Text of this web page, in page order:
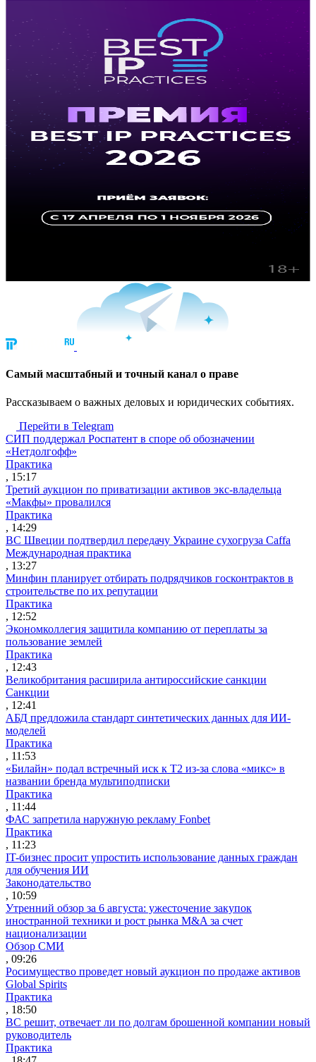
Cамый масштабный и точный канал о праве
Рассказываем о важных деловых и юридических событиях.
Перейти в Telegram
СИП поддержал Роспатент в споре об обозначении
«Нетдолгофф»
Практика
, 15:17
Третий аукцион по приватизации активов экс-владельца
«Макфы» провалился
Практика
, 14:29
ВС Швеции подтвердил передачу Украине сухогруза Caffa
Международная практика
, 13:27
Минфин планирует отбирать подрядчиков госконтрактов в
строительстве по их репутации
Практика
, 12:52
Экономколлегия защитила компанию от переплаты за
пользование землей
Практика
, 12:43
Великобритания расширила антироссийские санкции
Санкции
, 12:41
АБД предложила стандарт синтетических данных для ИИ-
моделей
Практика
, 11:53
«Билайн» подал встречный иск к Т2 из-за слова «микс» в
названии бренда мультиподписки
Практика
, 11:44
ФАС запретила наружную рекламу Fonbet
Практика
, 11:23
IT-бизнес просит упростить использование данных граждан
для обучения ИИ
Законодательство
, 10:59
Утренний обзор за 6 августа: ужесточение закупок
иностранной техники и рост рынка M&A за счет
национализации
Обзор СМИ
, 09:26
Росимущество проведет новый аукцион по продаже активов
Global Spirits
Практика
, 18:50
ВС решит, отвечает ли по долгам брошенной компании новый
руководитель
Практика